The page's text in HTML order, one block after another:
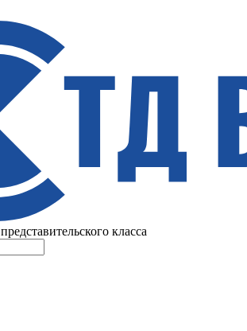
класса